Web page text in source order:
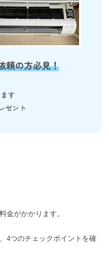
金がかかります。
4つのチェックポイントを確